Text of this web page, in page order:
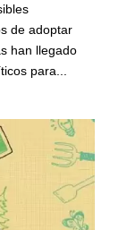
de adoptar
han llegado
para...